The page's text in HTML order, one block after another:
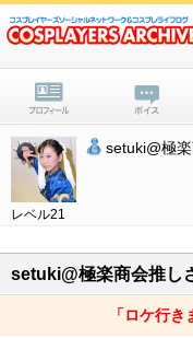
レベル21
setuki@極
setuki@極楽商会推し
「ロケ行き